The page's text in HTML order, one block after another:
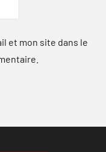
et mon site dans le